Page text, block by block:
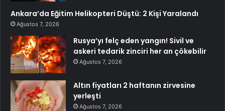
Ankara’da Eğitim Helikopteri Düştü: 2 Kişi Yaralandı
Ağustos 7, 2026
Rusya’yı felç eden yangın! Sivil ve
askeri tedarik zinciri her an çökebilir
Ağustos 7, 2026
Altın fiyatları 2 haftanın zirvesine
yerleşti
Ağustos 7, 2026